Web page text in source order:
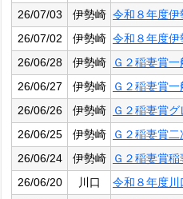
26/07/03
伊勢崎 令和８年度
26/07/02
伊勢崎 令和８年度
26/06/28
伊勢崎
Ｇ２稲妻賞一
26/06/27
伊勢崎
Ｇ２稲妻賞一
26/06/26
伊勢崎
Ｇ２稲妻賞
26/06/25
伊勢崎
Ｇ２稲妻賞二
26/06/24
伊勢崎
Ｇ２稲妻賞
26/06/20
川口
令和８年度